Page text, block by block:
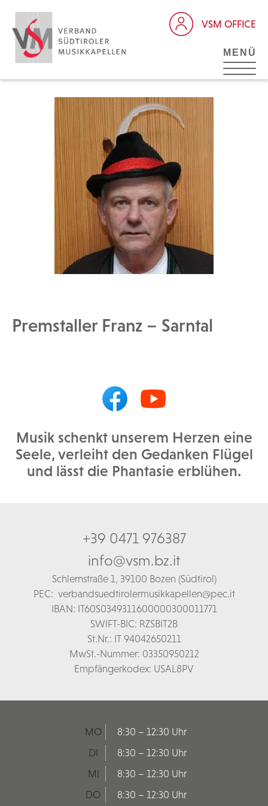
VSM OFFICE
MENÜ
Premstaller Franz – Sarntal
Musik schenkt unserem Herzen eine
Seele, verleiht den Gedanken Flügel
und lässt die Phantasie erblühen.
+39 0471 976387
info@vsm.bz.it
Schlernstraße 1, 39100 Bozen (Südtirol)
PEC: verbandsuedtirolermusikkapellen@pec.it
IBAN: IT60S0349311600000300011771
SWIFT-BIC: RZSBIT2B
St.Nr.: IT 94042650211
MwSt.-Nummer: 03350950212
Empfängerkodex: USAL8PV
MO
8:30 – 12:30 Uhr
DI
8:30 – 12:30 Uhr
MI
8:30 – 12:30 Uhr
DO
8:30 – 12:30 Uhr